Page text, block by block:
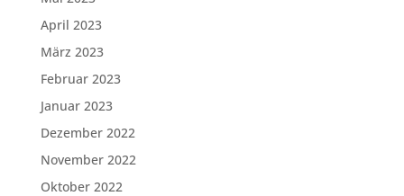
April 2023
März 2023
Februar 2023
Januar 2023
Dezember 2022
November 2022
Oktober 2022